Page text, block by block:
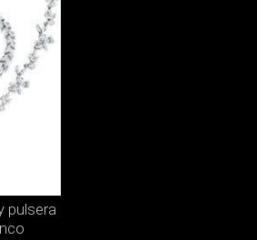
pulsera